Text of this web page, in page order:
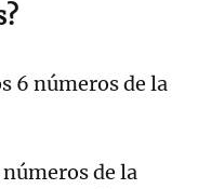
6 números de la
de la